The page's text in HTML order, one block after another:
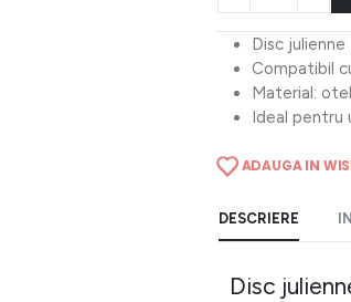
Disc
Compatibil
Material:
Ideal
ADAUGA IN
DESCRIERE
Disc